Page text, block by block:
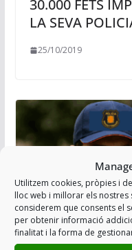
Utilitzem cookies, pròpies i
lloc web i millorar els nostres
considerem que consents el
per obtenir informació
finalitat i la forma de
30.000 FETS
LA SEVA
25/10/2019